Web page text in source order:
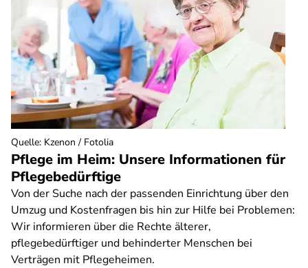
Pflege im Heim: Unsere Informationen für
Pflegebedürftige
Von der Suche nach der passenden Einrichtung über den
Umzug und Kostenfragen bis hin zur Hilfe bei Problemen:
Wir informieren über die Rechte älterer,
pflegebedürftiger und behinderter Menschen bei
Verträgen mit Pflegeheimen.
Quelle: Kzenon / Fotolia